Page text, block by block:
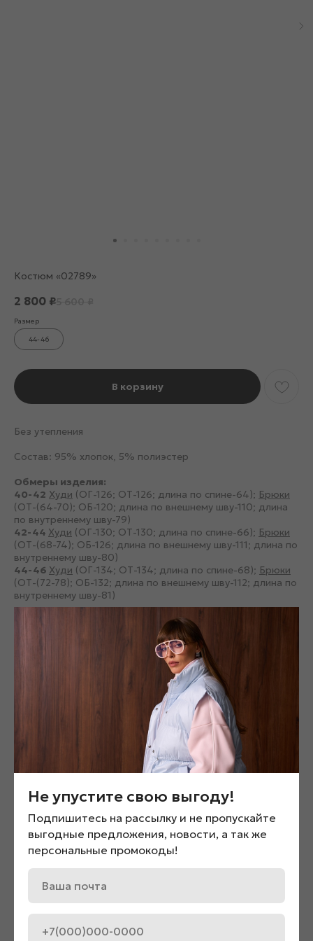
Костюм «02789»
2 800 ₽
Размер
44-46
В корзину
Без утепления
Состав: 95% хлопок, 5% полиэстер
Обмеры изделия:
40-42 Худи (ОГ-126; ОТ-126; длина по спине-64); Брюки
(ОТ-(64-70); ОБ-120; длина по внешнему шву-110; длина
по внутреннему шву-79)
42-44 Худи (ОГ-130; ОТ-130; длина по спине-66); Брюки
(ОТ-(68-74); ОБ-126; длина по внешнему шву-111; длина по
внутреннему шву-80)
44-46 Худи (ОГ-134; ОТ-134; длина по спине-68); Брюки
(ОТ-(72-78); ОБ-132; длина по внешнему шву-112; длина по
внутреннему шву-81)
Капучино 44-46
г. Новосибирск ул. Красный
г.Новокузнецк ул. Кирова 55 ТРЦ
Не упустите свою выгоду!
Подпишитесь на рассылку и не пропускайте
выгодные предложения, новости, а так же
персональные промокоды!